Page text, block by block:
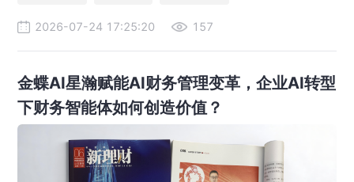
2026-07-24 17:25:20 157
金蝶AI星瀚赋能AI财务管理变革，企业AI转型
下财务智能体如何创造价值？